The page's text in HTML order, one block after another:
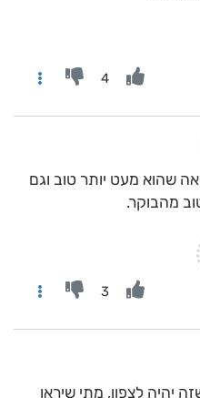
4
שהוא מעט יותר טוב וגם
מהבוקר.
3
יהיה לצפון, מתי שיראו